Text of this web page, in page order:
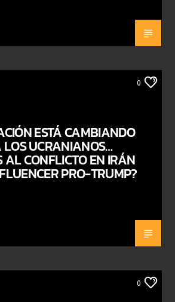
0
ESTÁ CAMBIANDO
LOS UCRANIANOS…
AL CONFLICTO EN IRÁN
PRO-TRUMP?
0